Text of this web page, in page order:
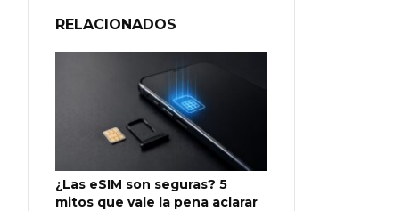
RELACIONADOS
¿Las eSIM son seguras? 5
mitos que vale la pena aclarar